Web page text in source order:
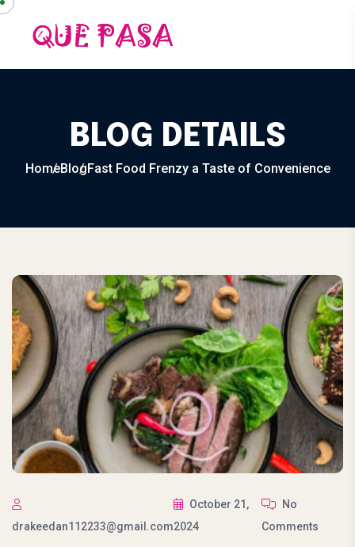
Skip to content
BLOG DETAILS
HomeBlogFast Food Frenzy a Taste of Convenience
drakeedan112233@gmail.com
October 21,
2024
No
Comments